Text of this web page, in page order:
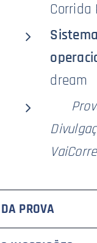
Corrida
Sistema
dream
PROVA